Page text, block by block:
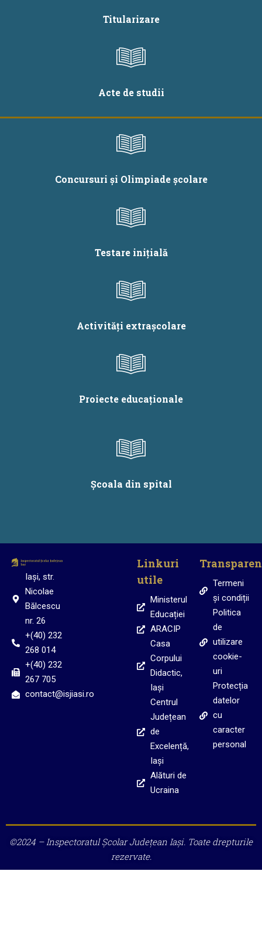
Titularizare
Acte de studii
Concursuri și Olimpiade școlare
Testare inițială
Activități extrașcolare
Proiecte educaționale
Școala din spital
Iași, str.
Nicolae
Bălcescu
nr. 26
+(40) 232
268 014
+(40) 232
267 705
contact@isjiasi.ro
Linkuri
utile
Ministerul
Educației
ARACIP
Casa
Corpului
Didactic,
Iași
Centrul
Județean
de
Excelență,
Iași
Alături de
Ucraina
Termeni
și condiții
Politica
de
utilizare
cookie-
uri
Protecția
datelor
cu
caracter
personal
©2024 – Inspectoratul Școlar Județean Iași. Toate drepturile
rezervate.